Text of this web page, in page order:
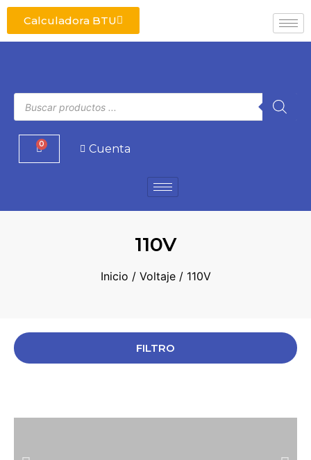
Calculadora BTU
0 Cuenta
110V
Inicio / Voltaje/ 110V
FILTRO